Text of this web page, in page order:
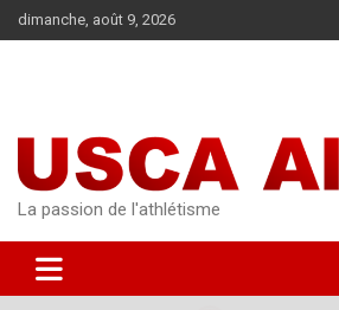
Aller
au
dimanche, août 9, 2026
La passion de l'athlétisme